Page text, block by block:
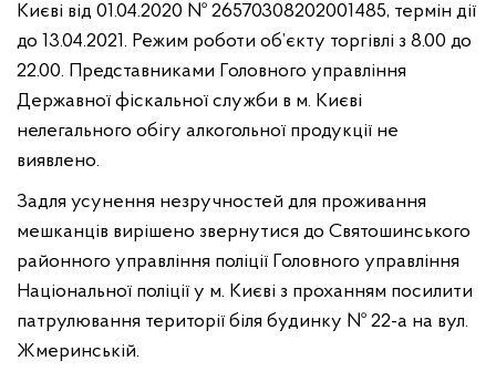
Києві від 01.04.2020 № 26570308202001485, термін дії
до 13.04.2021. Режим роботи об’єкту торгівлі з 8.00 до
22.00. Представниками Головного управління
Державної фіскальної служби в м. Києві
нелегального обігу алкогольної продукції не
виявлено.
Задля усунення незручностей для проживання
мешканців вирішено звернутися до Святошинського
районного управління поліції Головного управління
Національної поліції у м. Києві з проханням посилити
патрулювання території біля будинку № 22-а на вул.
Жмеринській.